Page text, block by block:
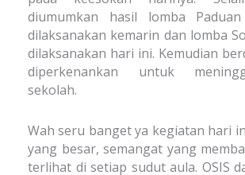
diumumkan hasil lomba
dilaksanakan kemarin dan lomba
dilaksanakan hari ini. Kemudian
diperkenankan untuk
sekolah.
Wah seru banget ya kegiatan hari
yang besar, semangat yang
terlihat di setiap sudut aula. OSIS